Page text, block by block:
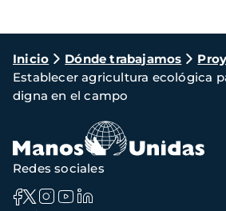
Ruta
de
navegación
Inicio Dónde trabajamos
Establecer agricultura ecológica
digna en el campo
Redes sociales